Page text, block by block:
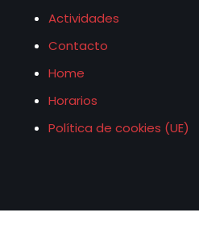
Actividades
Contacto
Home
Horarios
Política de cookies (UE)